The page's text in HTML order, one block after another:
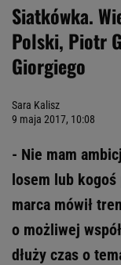
Siatkówka.
Polski, Piotr
Giorgiego
Sara Kalisz
9 maja 2017, 10:08
- Nie mam
losem lub
marca mówił
o możliwej
dłuży czas o